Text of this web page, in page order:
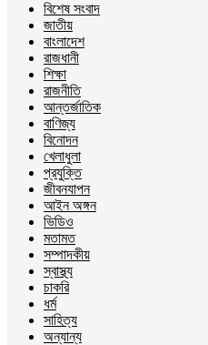
বিশেষ সংবাদ
জাতীয়
বাংলাদেশ
রাজধানী
শিক্ষা
রাজনীতি
আন্তর্জাতিক
বাণিজ্য
বিনোদন
খেলাধুলা
প্রযুক্তি
জীবনযাপন
আইন অঙ্গন
ভিডিও
মতামত
সম্পাদকীয়
স্বাস্থ্য
চাকরি
ধর্ম
সাহিত্য
অন্যান্য